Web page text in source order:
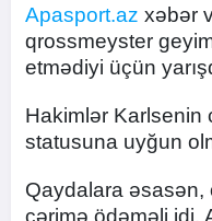
Apasport.az xəbər
qrossmeyster
etmədiyi üçün
Hakimlər Karlsenin
statusuna uyğun
Qaydalara əsasən,
cərimə ödəməli idi.